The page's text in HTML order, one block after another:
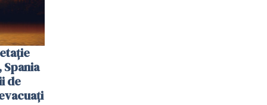
Spania
de